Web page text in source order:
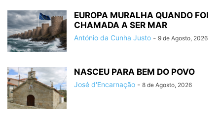
EUROPA MURALHA QUANDO FOI
CHAMADA A SER MAR
António da Cunha Justo - 9 de Agosto, 2026
NASCEU PARA BEM DO POVO
José d'Encarnação - 8 de Agosto, 2026